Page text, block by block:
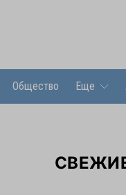
Общество Еще